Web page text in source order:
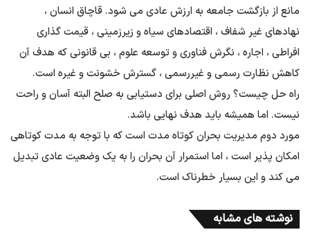
مانع از بازگشت جامعه به ارزش عادی می شود. قاچاق انسان ،
نهادهای غیر شفاف ، اقتصادهای سیاه و زیرزمینی ، قیمت گذاری
افراطی ، اجاره ، نگرش فناوری و توسعه علوم ، بی قانونی که هدف آن
کاهش نظارت رسمی و غیررسمی ، گسترش خشونت و غیره است.
راه حل چیست؟ روش اصلی برای دستیابی به صلح البته آسان و راحت
نیست. اما همیشه باید هدف نهایی باشد.
مورد دوم مدیریت بحران کوتاه مدت است که با توجه به مدت کوتاهی
امکان پذیر است ، اما استمرار آن بحران را به یک وضعیت عادی تبدیل
می کند و این بسیار خطرناک است.
نوشته های مشابه